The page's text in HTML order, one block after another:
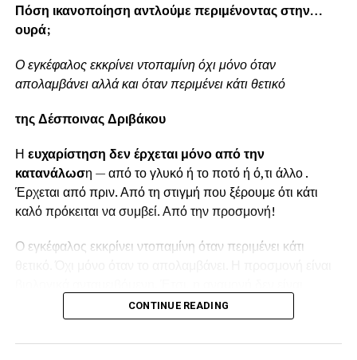
Πόση ικανοποίηση αντλούμε περιμένοντας στην…
ουρά;
Ο εγκέφαλος εκκρίνει ντοπαμίνη όχι μόνο όταν
απολαμβάνει αλλά και όταν περιμένει κάτι θετικό
της Δέσποινας Δριβάκου
Η ευχαρίστηση δεν έρχεται μόνο από την
κατανάλωση — από το γλυκό ή το ποτό ή ό,τι άλλο .
Έρχεται από πριν. Από τη στιγμή που ξέρουμε ότι κάτι
καλό πρόκειται να συμβεί. Από την προσμονή!
Ο εγκέφαλος εκκρίνει ντοπαμίνη όταν περιμένει κάτι
απλώς καθυστέρηση· γίνεται μέρος της εμπειρίας.
CONTINUE READING